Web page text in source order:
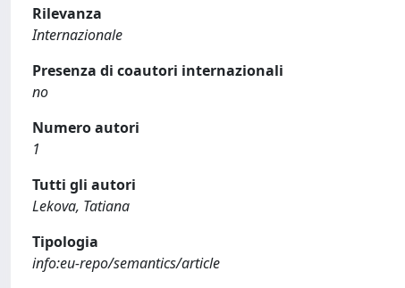
Rilevanza
Internazionale
Presenza di coautori internazionali
no
Numero autori
1
Tutti gli autori
Lekova, Tatiana
Tipologia
info:eu-repo/semantics/article